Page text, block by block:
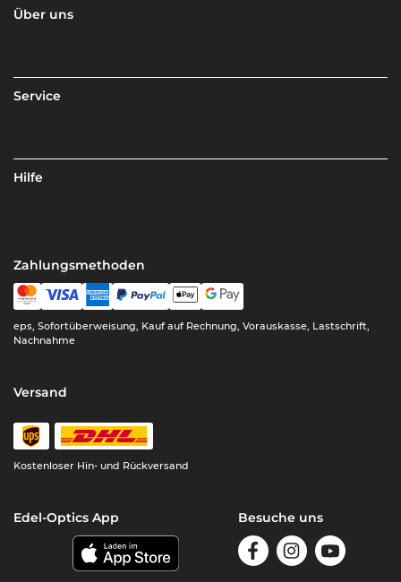
Über uns
Service
Hilfe
Zahlungsmethoden
eps, Sofortüberweisung, Kauf auf Rechnung, Vorauskasse, Lastschrift,
Nachnahme
Versand
Kostenloser Hin- und Rückversand
Edel-Optics App Besuche uns